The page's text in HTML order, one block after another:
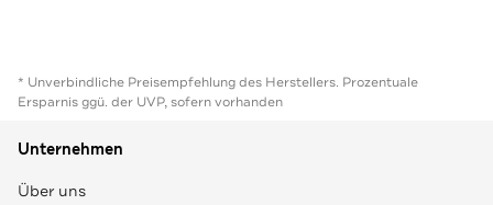
* Unverbindliche Preisempfehlung des Herstellers. Prozentuale
Ersparnis ggü. der UVP, sofern vorhanden
Unternehmen
Über uns